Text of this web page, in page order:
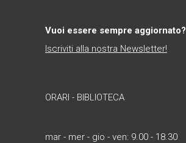
Vuoi essere sempre aggiornato?
Iscriviti alla nostra Newsletter!
ORARI - BIBLIOTECA
mar - mer - gio - ven: 9.00 - 18.30